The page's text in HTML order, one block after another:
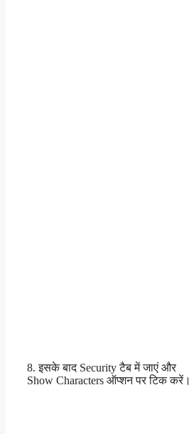
8. इसके बाद Security टैब में जाएं और
Show Characters ऑप्शन पर टिक करें।